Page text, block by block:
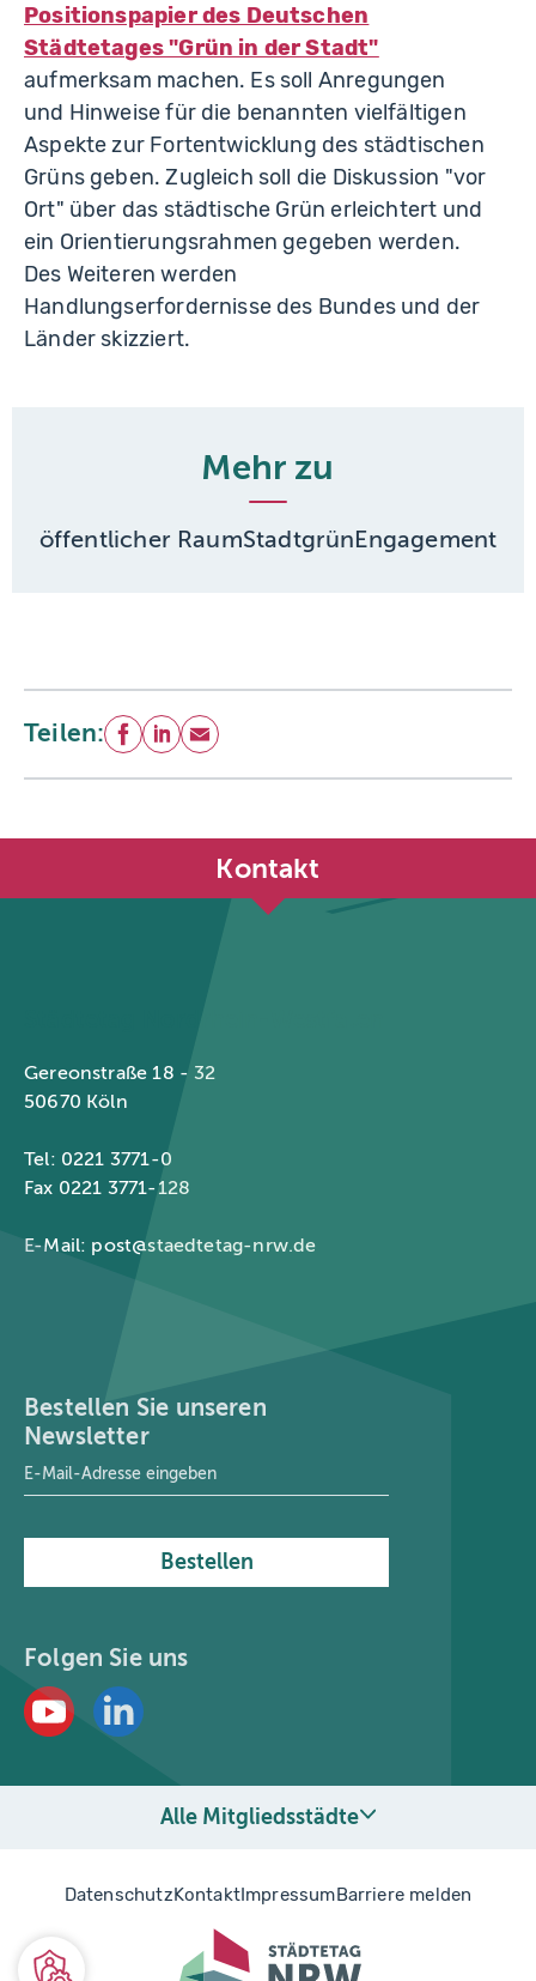
Positionspapier des Deutschen
Städtetages "Grün in der Stadt"
aufmerksam machen. Es soll Anregungen
und Hinweise für die benannten vielfältigen
Aspekte zur Fortentwicklung des städtischen
Grüns geben. Zugleich soll die Diskussion "vor
Ort" über das städtische Grün erleichtert und
ein Orientierungsrahmen gegeben werden.
Des Weiteren werden
Handlungserfordernisse des Bundes und der
Länder skizziert.
Mehr zu
öffentlicher RaumStadtgrünEngagement
Teilen: Facebook
LinkedIn
E-Mail
Kontakt
Gereonstraße 18 - 32
50670 Köln
Tel: 0221 3771-0
Fax 0221 3771-128
E-Mail: post@staedtetag-nrw.de
Bestellen Sie unseren
Newsletter
E-Mail-Adresse
Bestellen
Folgen Sie uns
Alle Mitgliedsstädte
DatenschutzKontaktImpressumBarriere melden